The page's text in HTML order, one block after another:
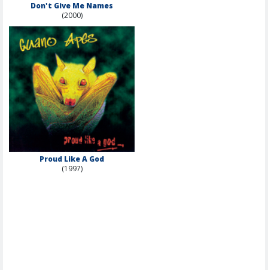
Don't Give Me Names
(2000)
Proud Like A God
(1997)